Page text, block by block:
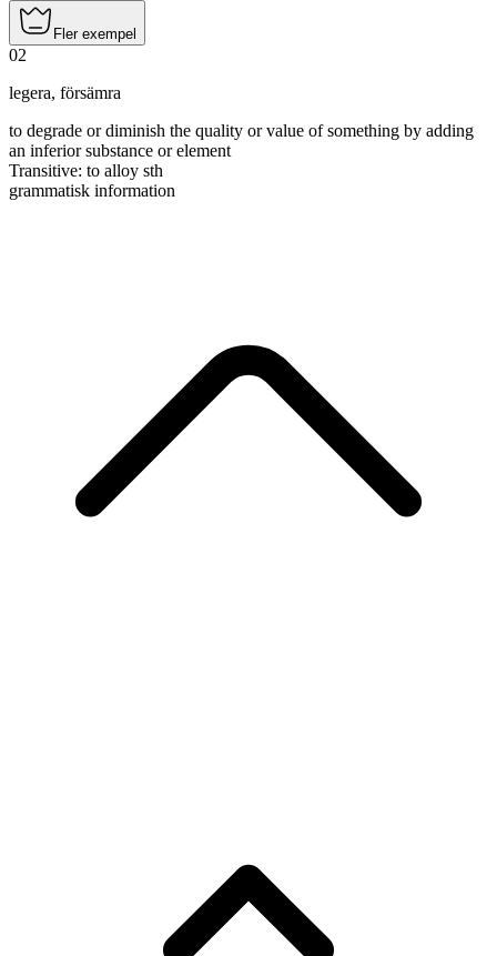
Fler exempel
02
legera, försämra
to degrade or diminish the quality or value of something by adding
an inferior substance or element
Transitive: to alloy sth
grammatisk information